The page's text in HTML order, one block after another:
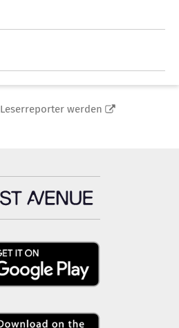
Leserreporter werden